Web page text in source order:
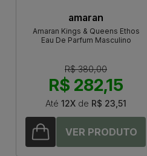
amaran
Amaran Kings & Queens Ethos
Eau De Parfum Masculino
R$ 380,00
R$ 282,15
Até 12X de R$ 23,51